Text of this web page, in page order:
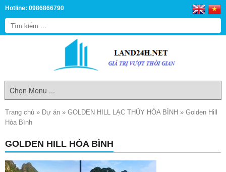
Hotline: 0986866790
Trang chủ » Dự án » GOLDEN HILL LẠC THỦY HÒA BÌNH » Golden Hill
Hòa Bình
GOLDEN HILL HÒA BÌNH